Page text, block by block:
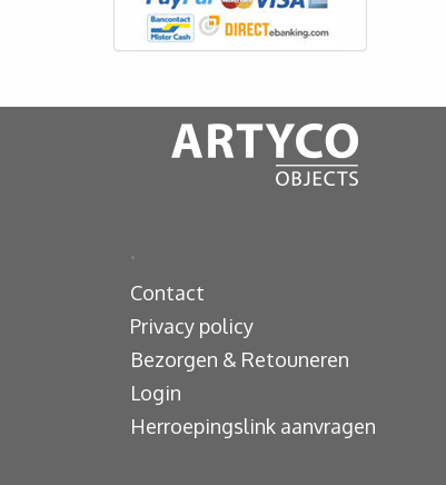
.
Contact
Privacy policy
Bezorgen & Retouneren
Login
Herroepingslink aanvragen